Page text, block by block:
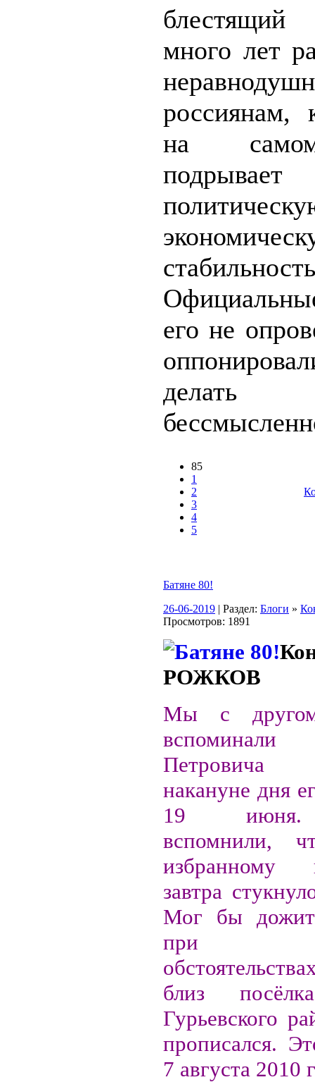
много лет
россиянам,
на
подрывает
его не
85
1
2
3
4
5
Батяне 80!
26-06-2019 | Раздел: Блоги »
Просмотров: 1891
РОЖКОВ
Мы с
Петровича
накануне дня
19 июня.
вспомнили,
избранному
завтра
Мог бы
при
близ
Гурьевского
прописался.
7 августа 2010